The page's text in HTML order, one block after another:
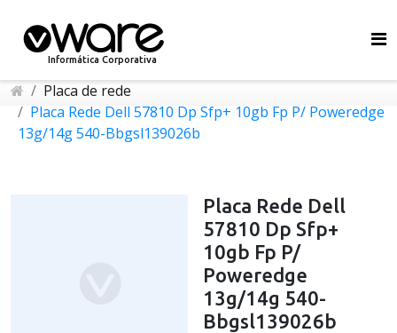
Informática Corporativa
Placa de rede
Placa Rede Dell 57810 Dp Sfp+ 10gb Fp P/ Poweredge
13g/14g 540-Bbgsl139026b
Placa Rede Dell
57810 Dp Sfp+
10gb Fp P/
Poweredge
13g/14g 540-
Bbgsl139026b